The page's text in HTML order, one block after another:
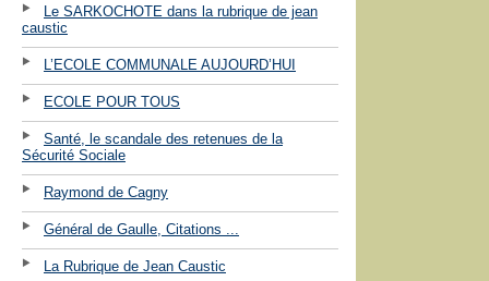
Le SARKOCHOTE dans la rubrique de jean
caustic
L’ECOLE COMMUNALE AUJOURD’HUI
ECOLE POUR TOUS
Santé, le scandale des retenues de la
Sécurité Sociale
Raymond de Cagny
Général de Gaulle, Citations ...
La Rubrique de Jean Caustic